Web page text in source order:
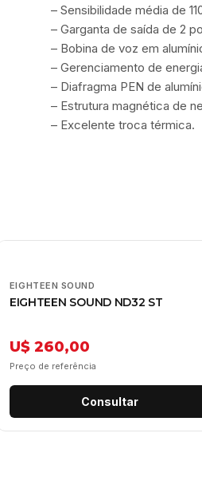
– Sensibilidade média de
– Garganta de saída de 2
– Bobina de voz em
– Gerenciamento de
– Diafragma PEN de
– Estrutura magnética de
– Excelente troca térmica.
EIGHTEEN SOUND
EIGHTEEN SOUND ND32 ST
U$ 260,00
Preço de referência
Consultar